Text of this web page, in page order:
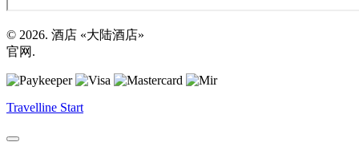
© 2026. 酒店 «大陆酒店»
官网.
Travelline Start